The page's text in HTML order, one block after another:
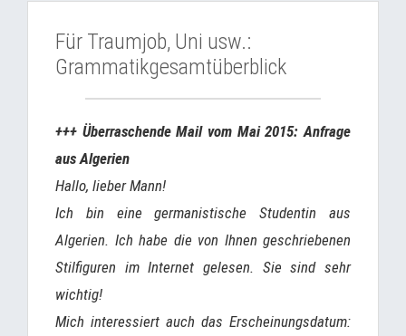
Für Traumjob, Uni usw.:
Grammatikgesamtüberblick
+++ Überraschende Mail vom Mai 2015: Anfrage
aus Algerien
Hallo, lieber Mann!
Ich bin eine germanistische Studentin aus
Algerien. Ich habe die von Ihnen geschriebenen
Stilfiguren im Internet gelesen. Sie sind sehr
wichtig!
Mich interessiert auch das Erscheinungsdatum: